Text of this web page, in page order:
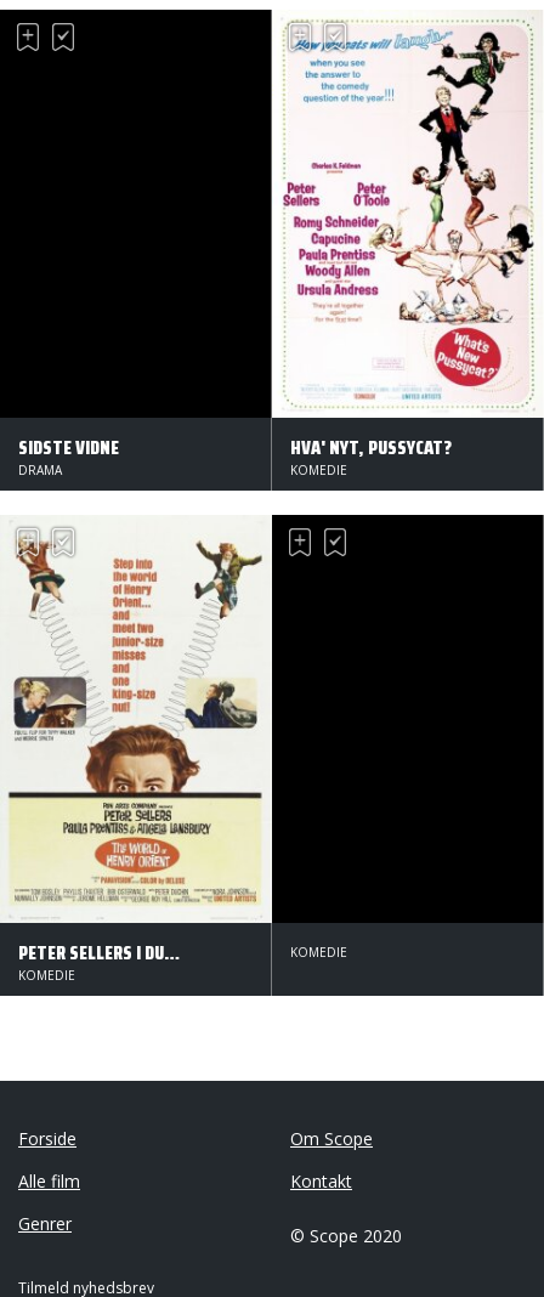
SIDSTE VIDNE
DRAMA
HVA' NYT, PUSSYCAT?
KOMEDIE
PETER SELLERS I DUR OG MOL
KOMEDIE
KOMEDIE
Forside
Alle film
Genrer
Om Scope
Kontakt
© Scope 2020
Tilmeld nyhedsbrev